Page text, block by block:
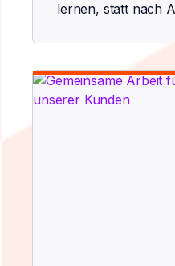
lernen, statt nach